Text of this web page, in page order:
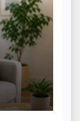
–
daje